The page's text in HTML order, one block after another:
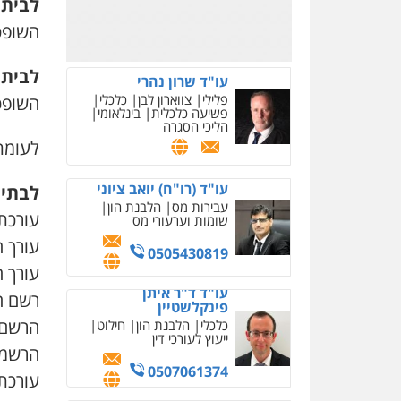
מצגר ושות', חברת עורכי
דין
נדל"ן / עסקים משפחה
תעבורה כלכלי הוצאה
לפועל
0545402829
עורך דין תמיר אלטיט
פלילי תעבורה
0545577862
עו"ד יוסי חמצני
כלכלי צווארון לבן
כלכלית עבירות מס הלבנת
הון
0505471497
עורך
עורך
רשם